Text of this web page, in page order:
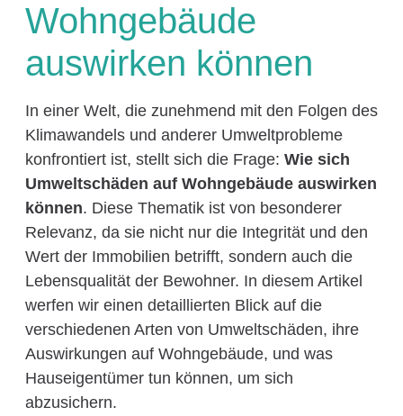
Wohngebäude
auswirken können
In einer Welt, die zunehmend mit den Folgen des
Klimawandels und anderer Umweltprobleme
konfrontiert ist, stellt sich die Frage: Wie sich
Umweltschäden auf Wohngebäude auswirken
können. Diese Thematik ist von besonderer
Relevanz, da sie nicht nur die Integrität und den
Wert der Immobilien betrifft, sondern auch die
Lebensqualität der Bewohner. In diesem Artikel
werfen wir einen detaillierten Blick auf die
verschiedenen Arten von Umweltschäden, ihre
Auswirkungen auf Wohngebäude, und was
Hauseigentümer tun können, um sich
abzusichern.